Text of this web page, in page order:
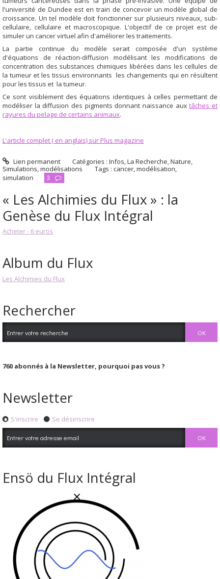
l'université de Dundee est en train de concevoir un modèle global de
croissance. Un tel modèle doit fonctionner sur plusieurs niveaux, sub-
cellulaire, cellulaire et macroscopique. L'objectif de ce projet est de
simuler un cancer virtuel afin d'améliorer les traitements.
La partie continue du modèle serait composée d'un système
d'équations de réaction-diffusion modélisant les modifications de
concentration des substances chimiques libérées dans les cellules de
la tumeur et les tissus environnants les changements qui en résultent
pour les tissus et la tumeur.
Ce sont visiblement des équations identiques à celles permettant de
modéliser la diffusion des pigments donnant naissance auxtâches et
rayures du pelage de certains animaux.
L'article complet ( en anglais) sur Plus magazine
Lien permanent Catégories :Infos,La Recherche,Nature,
Simulations, modélisations
Tags : cancer,modélisation,
simulation
3
« Les Alchimies du Flux » : la
Genèse du Flux Intégral
Acheter - 6 euros
Album du Flux
Les Alchimies du Flux
Rechercher
760 abonnés à la Newsletter, pourquoi pas vous ?
Newsletter
S'inscrire Se désinscrire
Ensö du Flux Intégral